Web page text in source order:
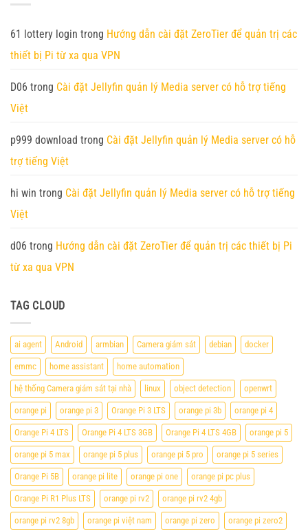
hệ
mới
45
mạnh
tính
4
Pro
Zero
RAM
đặt
ZeroClaw
Orange
3
(RAM
61 lottery login trong Hướng dẫn cài đặt ZeroTier để quản trị các
thiết bị Pi từ xa qua VPN
D06 trong Cài đặt Jellyfin quản lý Media server có hỗ trợ tiếng
Việt
p999 download trong Cài đặt Jellyfin quản lý Media server có hỗ
trợ tiếng Việt
hi win trong Cài đặt Jellyfin quản lý Media server có hỗ trợ tiếng
Việt
d06 trong Hướng dẫn cài đặt ZeroTier để quản trị các thiết bị Pi
từ xa qua VPN
TAG CLOUD
ai agent Android armbian Camera giám sát debian docker
emmc home assistant home automation
hệ thống Camera giám sát tại nhà linux object detection openwrt
orange pi orange pi 3 Orange Pi 3 LTS orange pi 3b orange pi 4
Orange Pi 4 LTS Orange Pi 4 LTS 3GB Orange Pi 4 LTS 4GB orange pi 5
orange pi 5 max orange pi 5 plus orange pi 5 pro orange pi 5 series
Orange Pi 5B orange pi lite orange pi one orange pi pc plus
Orange Pi R1 Plus LTS orange pi rv2 orange pi rv2 4gb
orange pi rv2 8gb orange pi việt nam orange pi zero orange pi zero2